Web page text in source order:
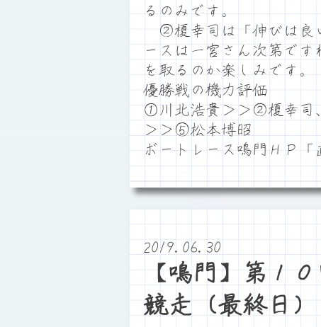
るのみです。
②榎幸司は「伸びは良
ースは一宮さん次第で
を取るのか楽しみです。
優勝戦の機力評価
①川北浩貴＞＞②榎幸
＞＞⑤松本博昭
ボートレース鳴門ＨＰ
2019.06.30
【鳴門】第１
競走（最終日）